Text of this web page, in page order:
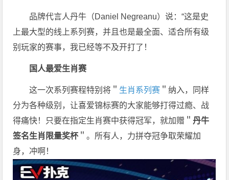
品牌代言人丹牛（Daniel Negreanu）说：“这是史
上最大型的线上系列赛，并且也是最全面、适合所有级
别玩家的赛事，我已经等不及开打了！
国人最爱生肖赛
这一次系列赛程特别将＂ 生肖系列赛 ＂纳入，同样
分为各种级别，让喜爱锦标赛的大家能够打得过瘾、战
得痛快！只要在指定生肖赛中获得冠军，就加赠＂丹牛
签名生肖限量奖杯 ＂。所有人，力拼夺冠争取荣耀加
身，冲啊！